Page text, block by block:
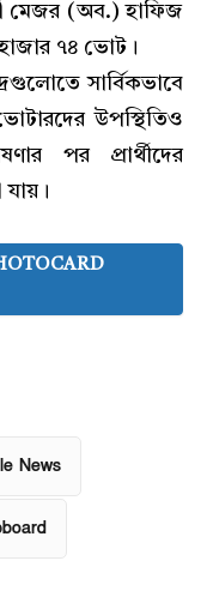
মেজর (অব.) হাফিজ
৭৪ ভোট।
সার্বিকভাবে
উপস্থিতিও
পর প্রার্থীদের
যায়।
News